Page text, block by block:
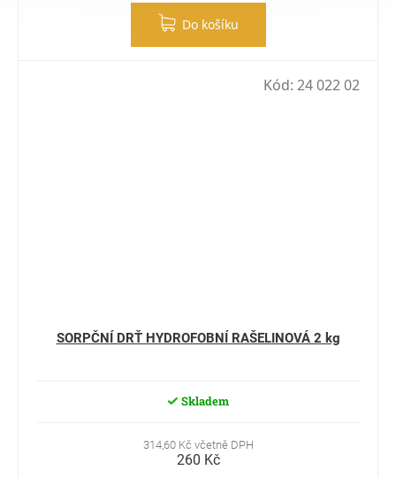
Do košíku
SORPČNÍ DRŤ HYDROFOBNÍ RAŠELINOVÁ 2 kg
Skladem
314,60 Kč včetně DPH
260 Kč
Kód: 24 022 02